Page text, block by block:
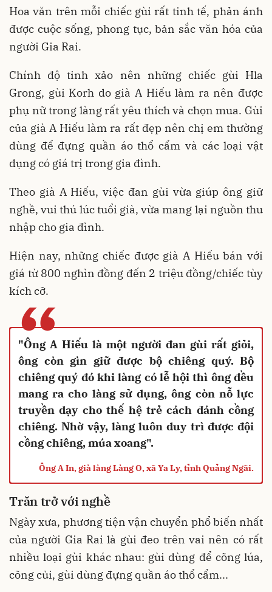
Hoa văn trên mỗi chiếc gùi rất tinh tế, phản ánh
được cuộc sống, phong tục, bản sắc văn hóa của
người Gia Rai.
Chính độ tinh xảo nên những chiếc gùi Hla
Grong, gùi Korh do già A Hiếu làm ra nên được
phụ nữ trong làng rất yêu thích và chọn mua. Gùi
của già A Hiếu làm ra rất đẹp nên chị em thường
dùng để đựng quần áo thổ cẩm và các loại vật
dụng có giá trị trong gia đình.
Theo già A Hiếu, việc đan gùi vừa giúp ông giữ
nghề, vui thú lúc tuổi già, vừa mang lại nguồn thu
nhập cho gia đình.
Hiện nay, những chiếc được già A Hiếu bán với
giá từ 800 nghìn đồng đến 2 triệu đồng/chiếc tùy
kích cỡ.
“
"Ông A Hiếu là một người đan gùi rất giỏi,
ông còn gìn giữ được bộ chiêng quý. Bộ
chiêng quý đó khi làng có lễ hội thì ông đều
mang ra cho làng sử dụng, ông còn nỗ lực
truyền dạy cho thế hệ trẻ cách đánh cồng
chiêng. Nhờ vậy, làng luôn duy trì được đội
cồng chiêng, múa xoang".
Ông A In, già làng Làng O, xã Ya Ly, tỉnh Quảng Ngãi.
Trăn trở với nghề
Ngày xưa, phương tiện vận chuyển phổ biến nhất
của người Gia Rai là gùi đeo trên vai nên có rất
nhiều loại gùi khác nhau: gùi dùng để cõng lúa,
cõng củi, gùi dùng đựng quần áo thổ cẩm...